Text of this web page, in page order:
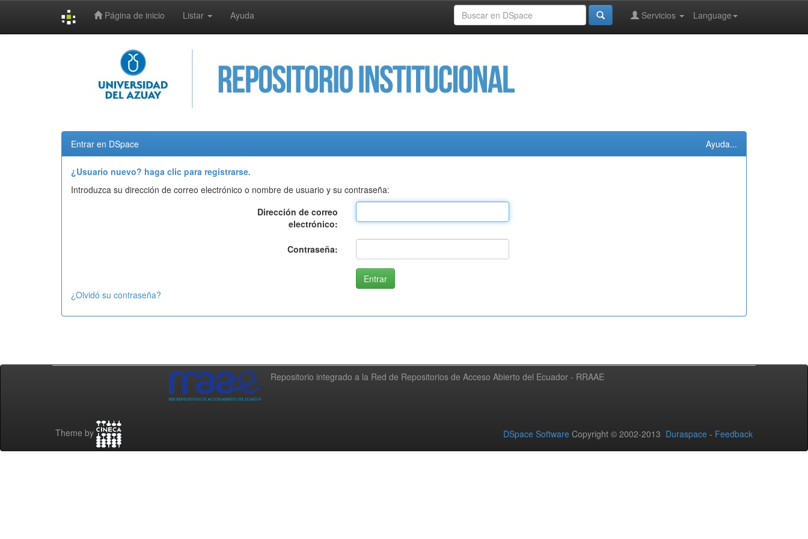
Página de inicio Listar Ayuda Language
Servicios
Entrar en DSpace Ayuda...
¿Usuario nuevo? haga clic para registrarse.
Introduzca su dirección de correo electrónico o nombre de usuario y su contraseña:
Dirección de correo
electrónico:
Contraseña:
¿Olvidó su contraseña?
Repositorio integrado a la Red de Repositorios de Acceso Abierto del Ecuador - RRAAE
Theme by DSpace Software Copyright © 2002-2013 Duraspace - Feedback